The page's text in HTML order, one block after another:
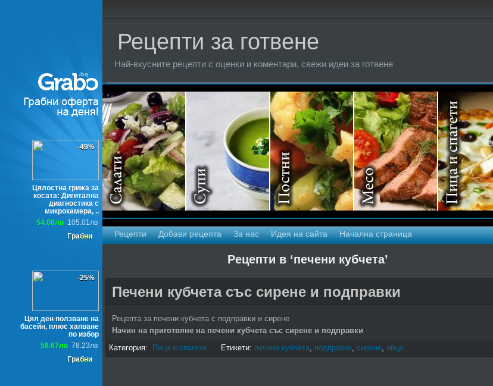
-49%
Цялостна грижа за
косата: Дигитална
диагностика с
микрокамера, ..
54.00лв 105.01лв
Грабни
-25%
Цял ден ползване на
басейн, плюс хапване
по избор
58.67лв 78.23лв
Грабни
Рецепти за готвене
Най-вкусните рецепти с оценки и коментари, свежи идеи за готвене
Торти
Рецепти Добави рецепта За нас Идея на сайта Начална страница
Рецепти в ‘печени кубчета’
Печени кубчета със сирене и подправки
Рецепта за печени кубчета с подправки и сирене
Начин на приготвяне на печени кубчета със сирене и подправки
Категория:
Пица и спагети Етикети: печени кубчета, подправки, сирене, яйца